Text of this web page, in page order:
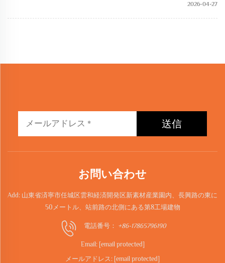
2026-04-27
送信
お問い合わせ
Add: 山東省済寧市任城区雲和経済開発区新素材産業園内、長興路の東に
50メートル、站前路の北側にある第8工場建物
電話番号： +86-17865796190
Email: [email protected]
メールアドレス: [email protected]